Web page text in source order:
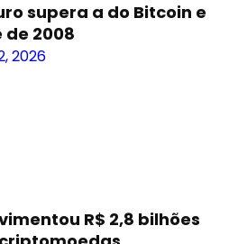
supera a do Bitcoin e
2008
2026
R$ 2,8 bilhões